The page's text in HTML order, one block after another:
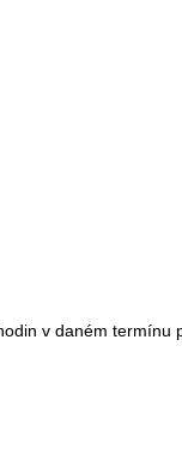
v daném termínu